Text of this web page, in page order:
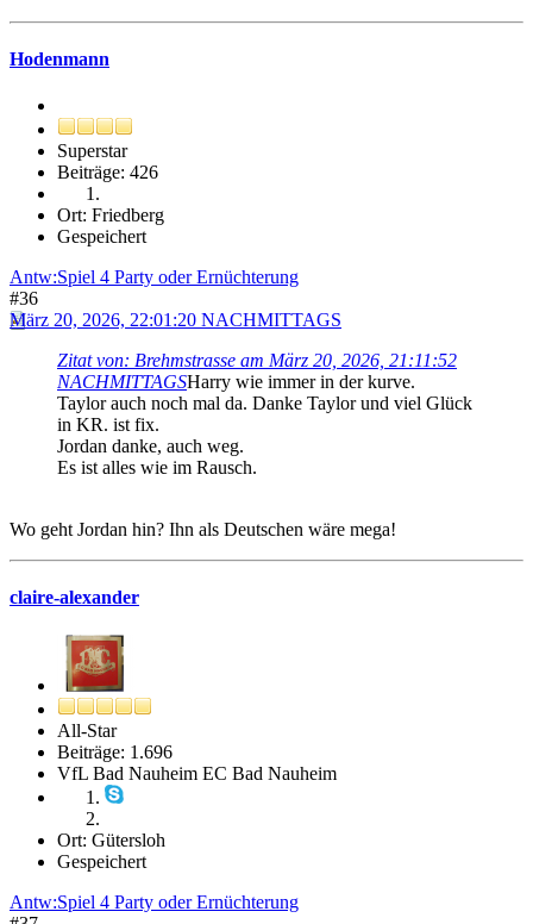
Hodenmann
Superstar
Beiträge: 426
Ort: Friedberg
Gespeichert
Antw:Spiel 4 Party oder Ernüchterung
#36
März 20, 2026, 22:01:20 NACHMITTAGS
Zitat von: Brehmstrasse am März 20, 2026, 21:11:52
NACHMITTAGSHarry wie immer in der kurve.
Taylor auch noch mal da. Danke Taylor und viel Glück
in KR. ist fix.
Jordan danke, auch weg.
Es ist alles wie im Rausch.
Wo geht Jordan hin? Ihn als Deutschen wäre mega!
claire-alexander
All-Star
Beiträge: 1.696
VfL Bad Nauheim EC Bad Nauheim
Ort: Gütersloh
Gespeichert
Antw:Spiel 4 Party oder Ernüchterung